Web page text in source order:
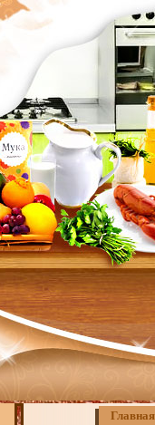
Главная